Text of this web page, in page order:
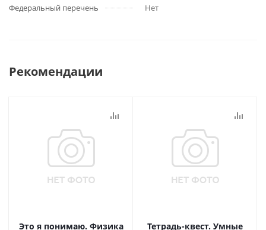
Федеральный перечень
Нет
Рекомендации
Это я понимаю. Физика Тетрадь-квест. Умные